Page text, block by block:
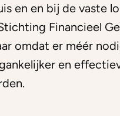
en en bij de vaste
Financieel
omdat er méér
en